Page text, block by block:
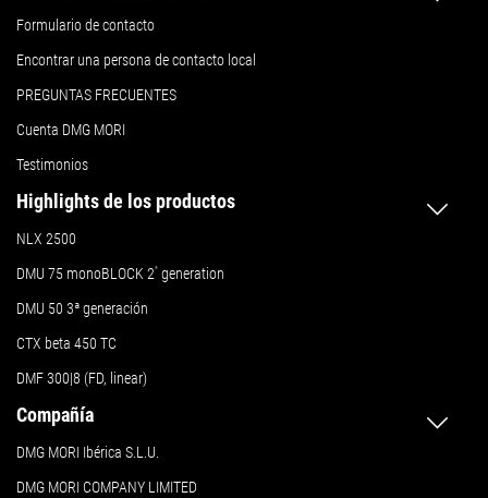
Formulario de contacto
Encontrar una persona de contacto local
PREGUNTAS FRECUENTES
Cuenta DMG MORI
Testimonios
Highlights de los productos
NLX 2500
DMU 75 monoBLOCK 2ª generation
DMU 50 3ª generación
CTX beta 450 TC
DMF 300|8 (FD, linear)
Compañía
DMG MORI Ibérica S.L.U.
DMG MORI COMPANY LIMITED